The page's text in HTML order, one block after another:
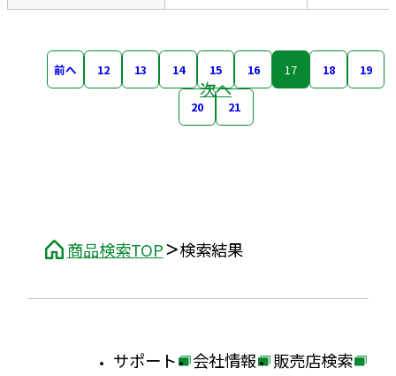
商品検索TOP 検索結果
前へ 12 13 14 15 16 17 18 19
20 21
次へ
サポート 会社情報 販売店検索